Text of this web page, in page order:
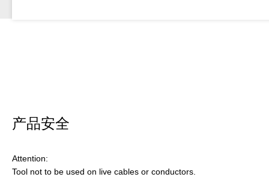
产品安全
Attention:
Tool not to be used on live cables or conductors.